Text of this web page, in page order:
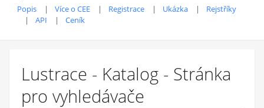
Popis Více o CEE Registrace Ukázka
Rejstříky
API
Ceník
Lustrace - Katalog - Stránka
pro vyhledávače